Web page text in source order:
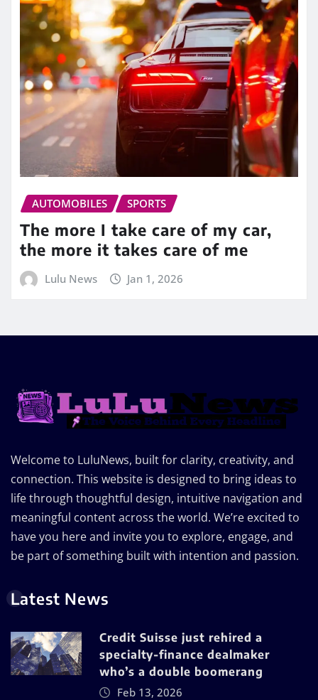
AUTOMOBILES SPORTS
The more I take care of my car,
the more it takes care of me
Lulu News Jan 1, 2026
Welcome to LuluNews, built for clarity, creativity, and
connection. This website is designed to bring ideas to
life through thoughtful design, intuitive navigation and
meaningful content across the world. We’re excited to
have you here and invite you to explore, engage, and
be part of something built with intention and passion.
Latest News
Credit Suisse just rehired a
specialty-finance dealmaker
who’s a double boomerang
Feb 13, 2026